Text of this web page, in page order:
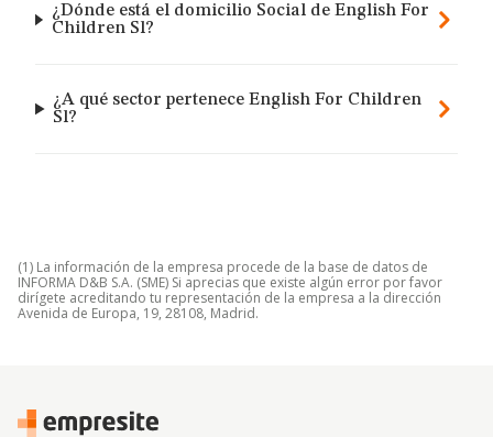
¿Dónde está el domicilio Social de English For
Children Sl?
¿A qué sector pertenece English For Children
Sl?
(1) La información de la empresa procede de la base de datos de
INFORMA D&B S.A. (SME) Si aprecias que existe algún error por favor
dirígete acreditando tu representación de la empresa a la dirección
Avenida de Europa, 19, 28108, Madrid.